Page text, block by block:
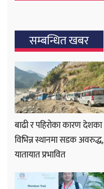
सम्बन्धित खबर
बाढी र पहिरोका कारण देशका
विभिन्न स्थानमा सडक अवरुद्ध,
यातायात प्रभावित